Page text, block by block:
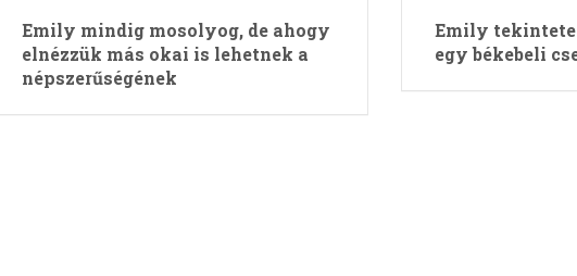
Emily mindig mosolyog, de ahogy
elnézzük más okai is lehetnek a
népszerűségének
Emily tekintete
egy békebeli